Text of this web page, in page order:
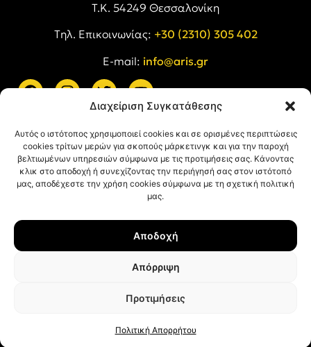
Διαχείριση Συγκατάθεσης
Αυτός ο ιστότοπος χρησιμοποιεί cookies και σε ορισμένες περιπτώσεις
cookies τρίτων μερών για σκοπούς μάρκετινγκ και για την παροχή
βελτιωμένων υπηρεσιών σύμφωνα με τις προτιμήσεις σας. Κάνοντας
κλικ στο αποδοχή ή συνεχίζοντας την περιήγησή σας στον ιστότοπό
μας, αποδέχεστε την χρήση cookies σύμφωνα με τη σχετική πολιτική
μας.
Αποδοχή
Απόρριψη
Προτιμήσεις
Πολιτική Απορρήτου
Τ.Κ. 54249 Θεσσαλονίκη
Tηλ. Επικοινωνίας: +30 (2310) 305 402
E-mail: info@aris.gr
Όροι Χρήσης
Πολιτική Cookies
© ΑΡΗΣ Α.Σ. All rights reserved.